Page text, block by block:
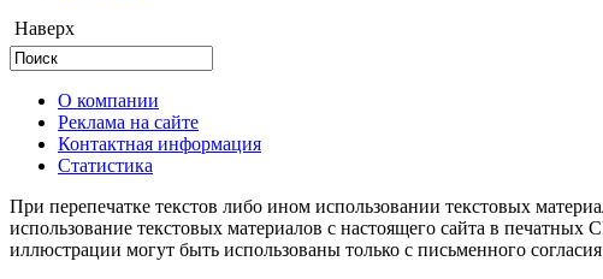
Наверх
О компании
Реклама на сайте
Контактная информация
Статистика
При перепечатке текстов либо ином использовании текстовых
использование текстовых материалов с настоящего сайта в
иллюстрации могут быть использованы только с письменного